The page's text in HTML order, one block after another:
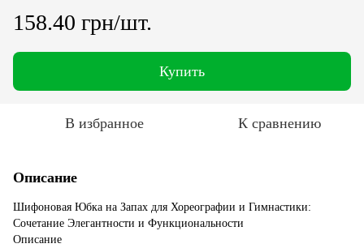
158.40 грн/шт.
Купить
В избранное К сравнению
Описание
Шифоновая Юбка на Запах для Хореографии и Гимнастики:
Сочетание Элегантности и Функциональности
Описание